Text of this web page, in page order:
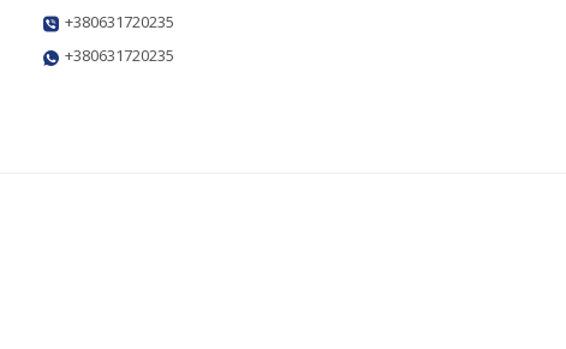
+380631720235
+380631720235